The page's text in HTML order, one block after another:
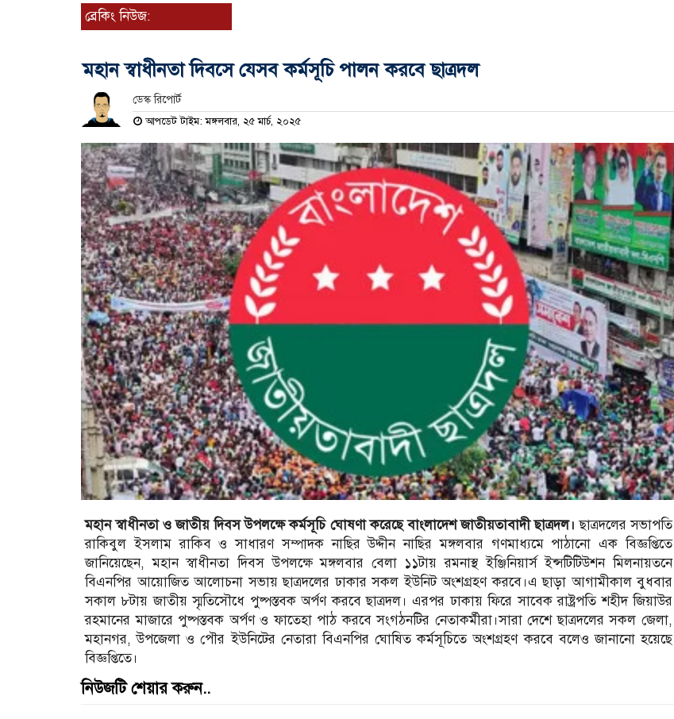
ব্রেকিং নিউজ:
মহান স্বাধীনতা দিবসে যেসব কর্মসূচি পালন করবে ছাত্রদল
ডেস্ক রিপোর্ট
আপডেট টাইম: মঙ্গলবার, ২৫ মার্চ, ২০২৫
মহান স্বাধীনতা ও জাতীয় দিবস উপলক্ষে কর্মসূচি ঘোষণা করেছে বাংলাদেশ জাতীয়তাবাদী ছাত্রদল। ছাত্রদলের সভাপতি
রাকিবুল ইসলাম রাকিব ও সাধারণ সম্পাদক নাছির উদ্দীন নাছির মঙ্গলবার গণমাধ্যমে পাঠানো এক বিজ্ঞপ্তিতে
জানিয়েছেন, মহান স্বাধীনতা দিবস উপলক্ষে মঙ্গলবার বেলা ১১টায় রমনাস্থ ইঞ্জিনিয়ার্স ইন্সটিটিউশন মিলনায়তনে
বিএনপির আয়োজিত আলোচনা সভায় ছাত্রদলের ঢাকার সকল ইউনিট অংশগ্রহণ করবে।এ ছাড়া আগামীকাল বুধবার
সকাল ৮টায় জাতীয় স্মৃতিসৌধে পুষ্পস্তবক অর্পণ করবে ছাত্রদল। এরপর ঢাকায় ফিরে সাবেক রাষ্ট্রপতি শহীদ জিয়াউর
রহমানের মাজারে পুষ্পস্তবক অর্পণ ও ফাতেহা পাঠ করবে সংগঠনটির নেতাকর্মীরা।সারা দেশে ছাত্রদলের সকল জেলা,
মহানগর, উপজেলা ও পৌর ইউনিটের নেতারা বিএনপির ঘোষিত কর্মসূচিতে অংশগ্রহণ করবে বলেও জানানো হয়েছে
বিজ্ঞপ্তিতে।
নিউজটি শেয়ার করুন..